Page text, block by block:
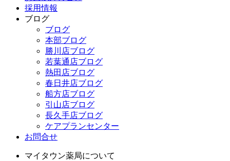
採用情報
ブログ
ブログ
本部ブログ
勝川店ブログ
若葉通店ブログ
熱田店ブログ
春日井店ブログ
船方店ブログ
引山店ブログ
長久手店ブログ
ケアプランセンター
お問合せ
マイタウン薬局について